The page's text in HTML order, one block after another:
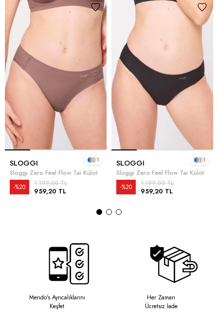
SLOGGI
Sloggi Zero Feel Flow Tai Külot
959,20 TL
1.199,00 TL
%20
1 SLOGGI
Sloggi Zero Feel Flow Tai Külot
959,20 TL
1.199,00 TL
%20
1
Mendo's Ayrıcalıklarını
Keşfet
Her Zaman
Ücretsiz İade